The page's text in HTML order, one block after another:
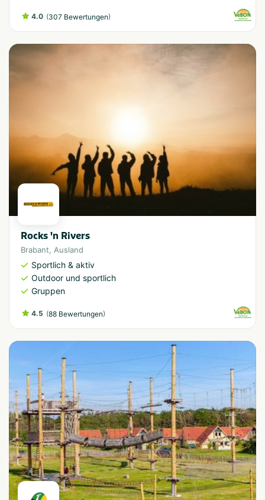
4.0 (307 Bewertungen)
Rocks 'n Rivers
Brabant, Ausland
Sportlich & aktiv
Outdoor und sportlich
Gruppen
4.5 (88 Bewertungen)